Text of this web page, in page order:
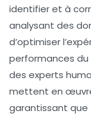
identifier et à
analysant des
d’optimiser
performances du
des experts
mettent en
garantissant